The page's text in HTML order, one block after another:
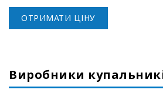
ОТРИМАТИ ЦІНУ
Виробники